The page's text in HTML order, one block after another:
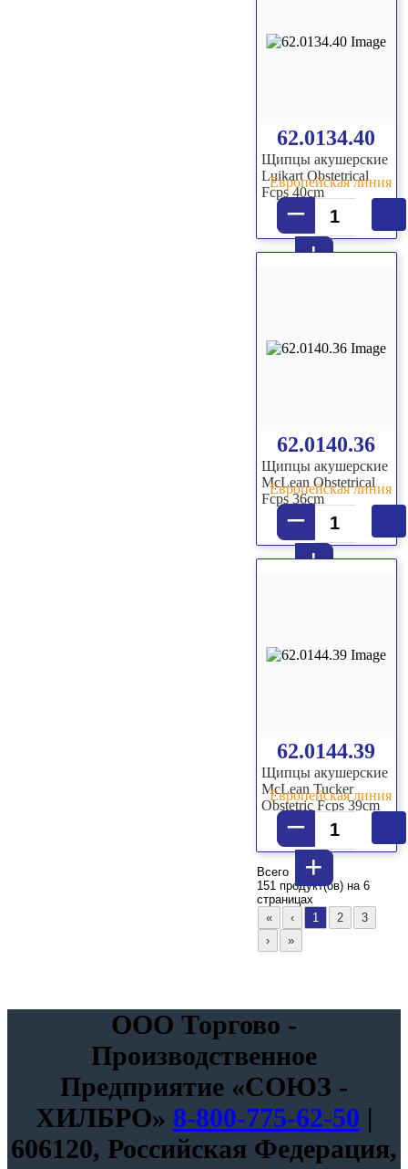
62.0134.40
Щипцы акушерские
Luikart Obstetrical
Fcps 40cm
–
+
Европейская линия
62.0140.36
Щипцы акушерские
McLean Obstetrical
Fcps 36cm
–
+
Европейская линия
62.0144.39
Щипцы акушерские
McLean Tucker
Obstetric Fcps 39cm
–
+
Европейская линия
Всего
151 продукт(ов) на 6
страницах
ООО Торгово -
Производственное
Предприятие «СОЮЗ -
ХИЛБРО» 8-800-775-62-50 |
606120, Российская Федерация,